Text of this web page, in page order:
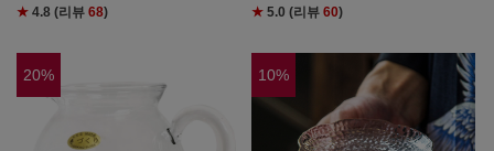
★ 4.8 (리뷰 68) ★ 5.0 (리뷰60)
20% 10%